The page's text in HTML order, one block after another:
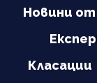
Новини
Класации